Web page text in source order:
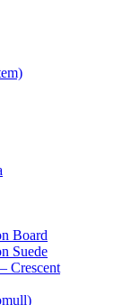
Board
Suede
Crescent